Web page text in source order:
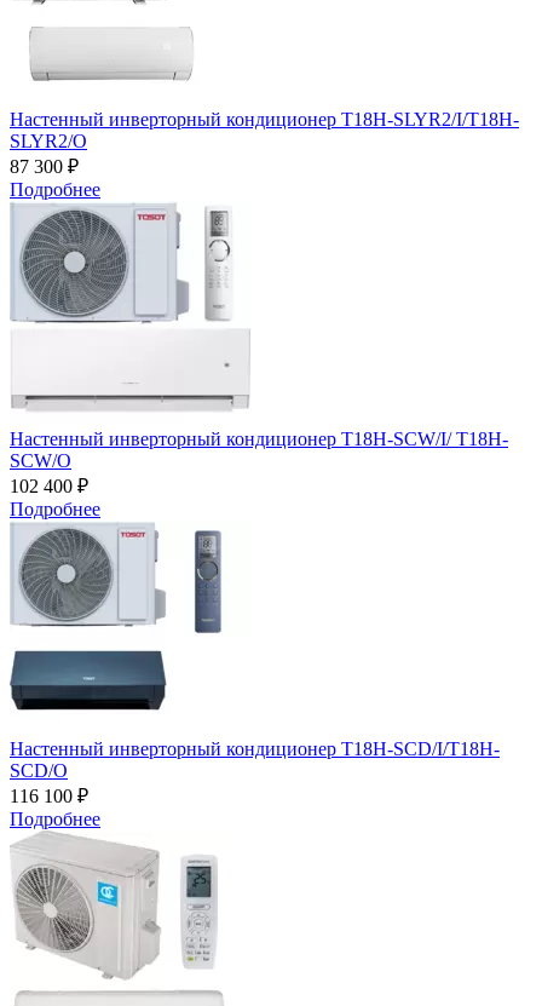
Настенный инверторный кондиционер T18H-SLYR2/I/T18H-
SLYR2/O
87 300 ₽
Подробнее
Настенный инверторный кондиционер T18H-SCW/I/ T18H-
SCW/O
102 400 ₽
Подробнее
Настенный инверторный кондиционер T18H-SCD/I/T18H-
SCD/O
116 100 ₽
Подробнее